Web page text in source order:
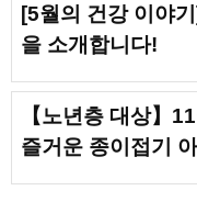
[5월의 건강 이야
을 소개합니다!
【노년층 대상】
즐거운 종이접기